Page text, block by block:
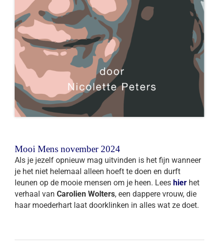
Mooi Mens november 2024
Als je jezelf opnieuw mag uitvinden is het fijn wanneer
je het niet helemaal alleen hoeft te doen en durft
leunen op de mooie mensen om je heen. Lees hier het
verhaal van Carolien Wolters, een dappere vrouw, die
haar moederhart laat doorklinken in alles wat ze doet.